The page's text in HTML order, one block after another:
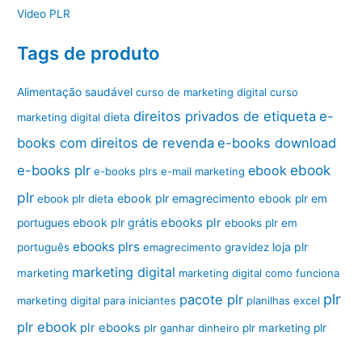
Video PLR
Tags de produto
Alimentação saudável curso de marketing digital curso
marketing digital dieta direitos privados de etiqueta e-
books com direitos de revenda e-books download
e-books plr e-books plrs e-mail marketing ebook ebook
plr ebook plr dieta ebook plr emagrecimento ebook plr em
portugues ebook plr grátis ebooks plr ebooks plr em
português ebooks plrs emagrecimento gravidez loja plr
marketing marketing digital marketing digital como funciona
marketing digital para iniciantes pacote plr planilhas excel plr
plr ebook plr ebooks plr ganhar dinheiro plr marketing plr